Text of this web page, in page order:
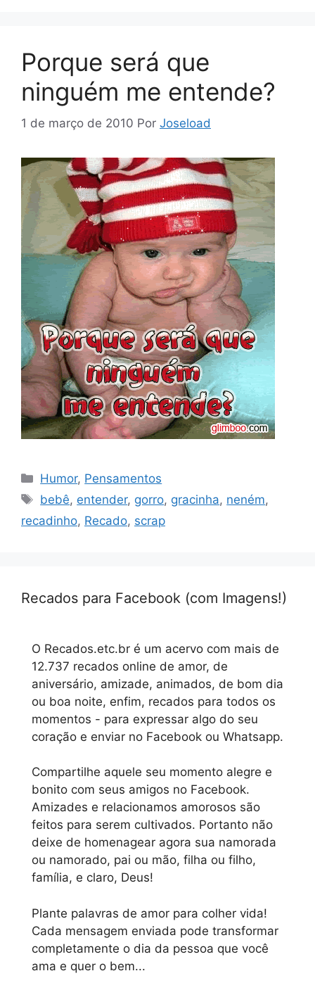
Porque será que
ninguém me entende?
1 de março de 2010 Por Joseload
Categorias
Humor, Pensamentos
Tags
bebê, entender, gorro, gracinha, neném,
recadinho, Recado, scrap
Recados para Facebook (com Imagens!)
O Recados.etc.br é um acervo com mais de
12.737 recados online de amor, de
aniversário, amizade, animados, de bom dia
ou boa noite, enfim, recados para todos os
momentos - para expressar algo do seu
coração e enviar no Facebook ou Whatsapp.
Compartilhe aquele seu momento alegre e
bonito com seus amigos no Facebook.
Amizades e relacionamos amorosos são
feitos para serem cultivados. Portanto não
deixe de homenagear agora sua namorada
ou namorado, pai ou mão, filha ou filho,
família, e claro, Deus!
Plante palavras de amor para colher vida!
Cada mensagem enviada pode transformar
completamente o dia da pessoa que você
ama e quer o bem...